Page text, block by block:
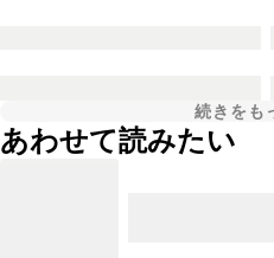
続きをも
あわせて読みたい